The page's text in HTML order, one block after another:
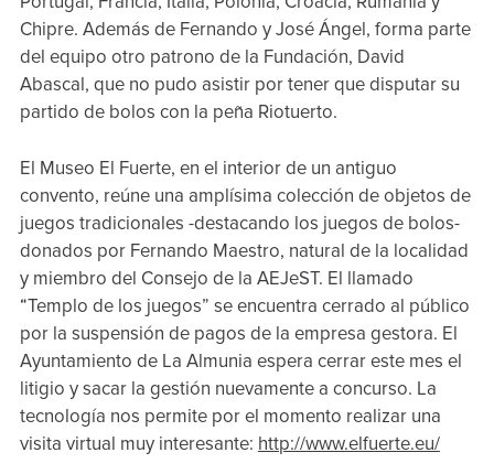
Chipre. Además de Fernando y José Ángel, forma parte
del equipo otro patrono de la Fundación, David
Abascal, que no pudo asistir por tener que disputar su
partido de bolos con la peña Riotuerto.
El Museo El Fuerte, en el interior de un antiguo
convento, reúne una amplísima colección de objetos de
juegos tradicionales -destacando los juegos de bolos-
donados por Fernando Maestro, natural de la localidad
y miembro del Consejo de la AEJeST. El llamado
“Templo de los juegos” se encuentra cerrado al público
por la suspensión de pagos de la empresa gestora. El
Ayuntamiento de La Almunia espera cerrar este mes el
litigio y sacar la gestión nuevamente a concurso. La
tecnología nos permite por el momento realizar una
visita virtual muy interesante: http://www.elfuerte.eu/